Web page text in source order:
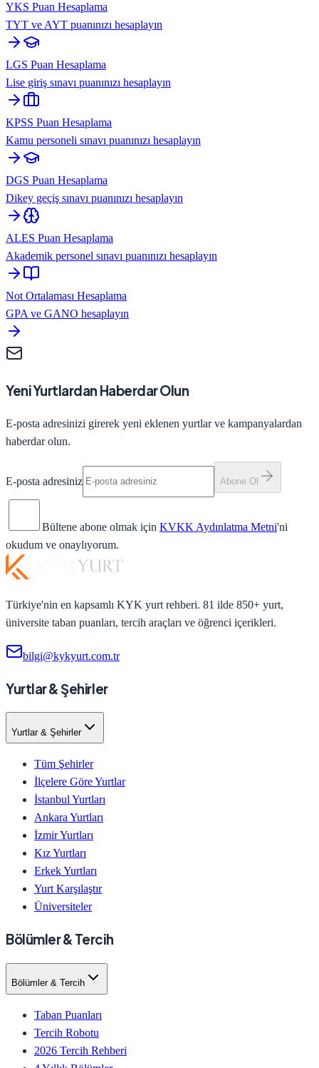
YKS Puan Hesaplama
TYT ve AYT puanınızı hesaplayın
LGS Puan Hesaplama
Lise giriş sınavı puanınızı hesaplayın
KPSS Puan Hesaplama
Kamu personeli sınavı puanınızı hesaplayın
DGS Puan Hesaplama
Dikey geçiş sınavı puanınızı hesaplayın
ALES Puan Hesaplama
Akademik personel sınavı puanınızı hesaplayın
Not Ortalaması Hesaplama
GPA ve GANO hesaplayın
Yeni Yurtlardan Haberdar Olun
E-posta adresinizi girerek yeni eklenen yurtlar ve kampanyalardan
haberdar olun.
E-posta adresiniz Abone Ol
Bültene abone olmak için KVKK Aydınlatma Metni'ni
okudum ve onaylıyorum.
Türkiye'nin en kapsamlı KYK yurt rehberi. 81 ilde 850+ yurt,
üniversite taban puanları, tercih araçları ve öğrenci içerikleri.
bilgi@kykyurt.com.tr
Yurtlar & Şehirler
Yurtlar & Şehirler
Tüm Şehirler
İlçelere Göre Yurtlar
İstanbul Yurtları
Ankara Yurtları
İzmir Yurtları
Kız Yurtları
Erkek Yurtları
Yurt Karşılaştır
Üniversiteler
Bölümler & Tercih
Bölümler & Tercih
Taban Puanları
Tercih Robotu
2026 Tercih Rehberi